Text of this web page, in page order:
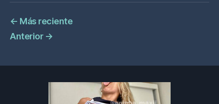
← Más reciente
Anterior →